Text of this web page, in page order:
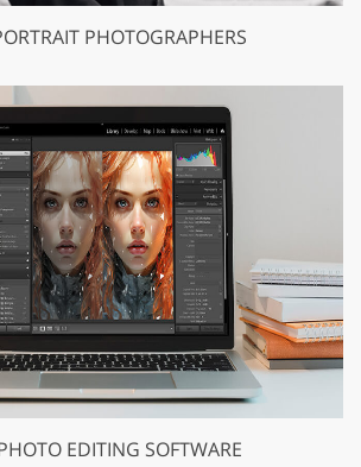
PHOTOGRAPHERS
EDITING SOFTWARE